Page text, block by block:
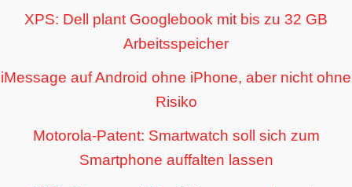
XPS: Dell plant Googlebook mit bis zu 32 GB
Arbeitsspeicher
iMessage auf Android ohne iPhone, aber nicht ohne
Risiko
Motorola-Patent: Smartwatch soll sich zum
Smartphone auffalten lassen